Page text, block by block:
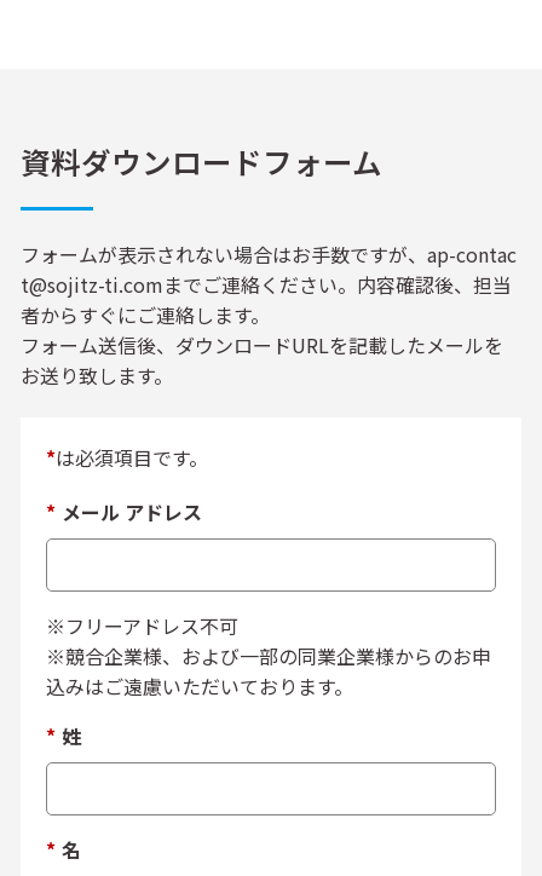
資料ダウンロードフォーム
フォームが表示されない場合はお手数ですが、ap-contac
t@sojitz-ti.comまでご連絡ください。内容確認後、担当
者からすぐにご連絡します。
フォーム送信後、ダウンロードURLを記載したメールを
お送り致します。
*は必須項目です。
* メール アドレス
※フリーアドレス不可
※競合企業様、および一部の同業企業様からのお申
込みはご遠慮いただいております。
* 姓
* 名